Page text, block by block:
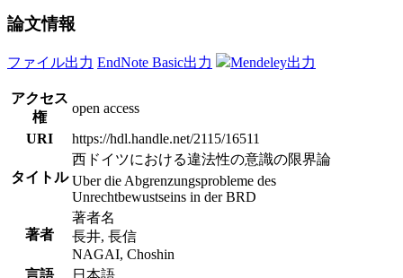
論文情報
ファイル出力 EndNote Basic出力 Mendeley出力
アクセス
権
open access
URI
https://hdl.handle.net/2115/16511
タイトル
西ドイツにおける違法性の意識の限界論
Uber die Abgrenzungsprobleme des
Unrechtbewustseins in der BRD
著者
著者名
長井, 長信
NAGAI, Choshin
言語
日本語